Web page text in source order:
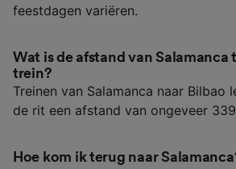
feestdagen variëren.
Wat is de afstand van Salamanca
trein?
Treinen van Salamanca naar Bilbao
de rit een afstand van ongeveer
Hoe kom ik terug naar